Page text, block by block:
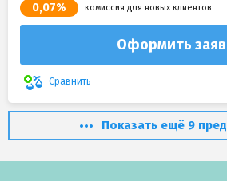
0,07% комиссия для новых клиентов
Оформить
Сравнить
Показать ещё 9